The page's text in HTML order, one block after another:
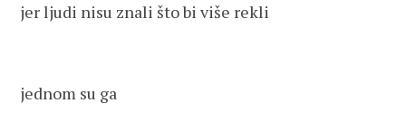
jer ljudi nisu znali što bi više rekli
jednom su ga